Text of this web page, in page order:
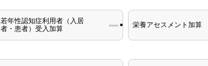
若年性認知症利用者（入居
者・患者）受入加算
栄養アセスメント加算